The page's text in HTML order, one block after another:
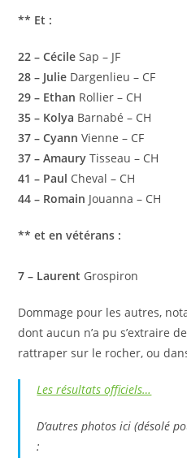
** Et :
22 – Cécile Sap – JF
28 – Julie Dargenlieu – CF
29 – Ethan Rollier – CH
35 – Kolya Barnabé – CH
37 – Cyann Vienne – CF
37 – Amaury Tisseau – CH
41 – Paul Cheval – CH
44 – Romain Jouanna – CH
** et en vétérans :
7 – Laurent Grospiron
Dommage pour les autres,
dont aucun n’a pu s’extraire
rattraper sur le rocher, ou
Les résultats officiels…
D’autres photos ici (désolé
: